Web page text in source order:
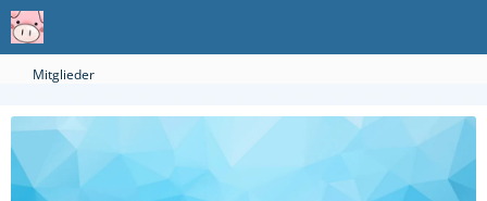
Mitglieder